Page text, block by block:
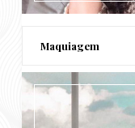
Maquiagem